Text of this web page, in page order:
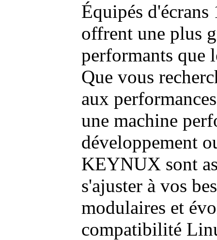
Équipés
offrent une plus
performants que
Que vous
aux
une machine
développement
KEYNUX sont
s'ajuster à vos
modulaires et
compatibilité